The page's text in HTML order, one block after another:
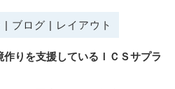
| ブログ | レイアウト
りを支援しているＩＣＳサプラ